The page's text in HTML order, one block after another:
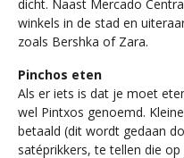
dicht. Naast Mercado
winkels in de stad en
zoals Bershka of Zara.
Pinchos eten
Als er iets is dat je moet
wel Pintxos genoemd.
betaald (dit wordt gedaan
satéprikkers, te tellen die